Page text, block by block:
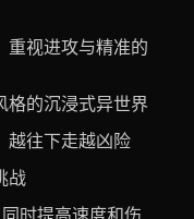
重视进攻与精准的
格的沉浸式异世界
越往下走越凶险
战